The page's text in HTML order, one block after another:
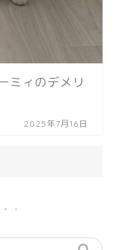
ミィのデメリ
2025年7月16日